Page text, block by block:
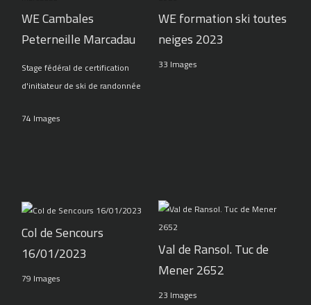
WE Cambales
Peterneille Marcadau
Stage fédéral de certification
d'initiateur de ski de randonnée
74 Images
WE formation ski toutes
neiges 2023
33 Images
Col de Sencours
16/01/2023
79 Images
Val de Ransol. Tuc de
Mener 2652
23 Images